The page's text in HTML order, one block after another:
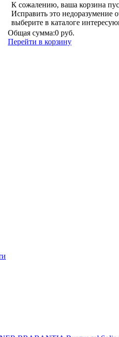
К сожалению, ваша корзина
Исправить это недоразумение
выберите в каталоге
Общая сумма:0 руб.
Перейти в корзину